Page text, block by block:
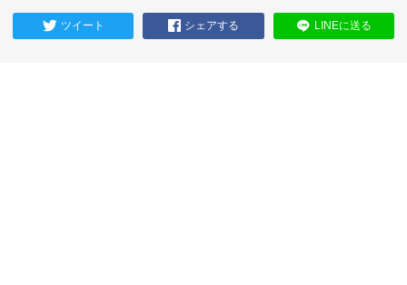
ツイート シェアする LINEに送る